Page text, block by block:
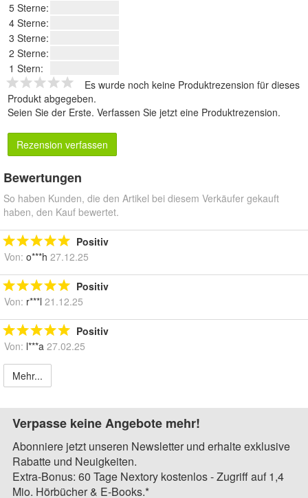
5 Sterne:
4 Sterne:
3 Sterne:
2 Sterne:
1 Stern:
Es wurde noch keine Produktrezension für dieses
Produkt abgegeben.
Seien Sie der Erste. Verfassen Sie jetzt eine Produktrezension.
Rezension verfassen
Bewertungen
So haben Kunden, die den Artikel bei diesem Verkäufer gekauft
haben, den Kauf bewertet.
Positiv
Von: o***h 27.12.25
Positiv
Von: r***l 21.12.25
Positiv
Von: l***a 27.02.25
Mehr...
Verpasse keine Angebote mehr!
Abonniere jetzt unseren Newsletter und erhalte exklusive
Rabatte und Neuigkeiten.
Extra-Bonus: 60 Tage Nextory kostenlos - Zugriff auf 1,4
Mio. Hörbücher & E-Books.*